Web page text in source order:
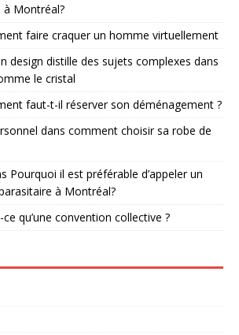
Montréal?
faire craquer un homme virtuellement
design distille des sujets complexes dans
le cristal
faut-t-il réserver son déménagement ?
dans comment choisir sa robe de
Pourquoi il est préférable d’appeler un
à Montréal?
ce qu’une convention collective ?